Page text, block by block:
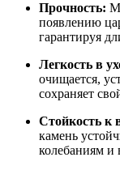
Прочность:
появлению
гарантируя
Легкость в
очищается,
сохраняет
Стойкость к
камень
колебаниям